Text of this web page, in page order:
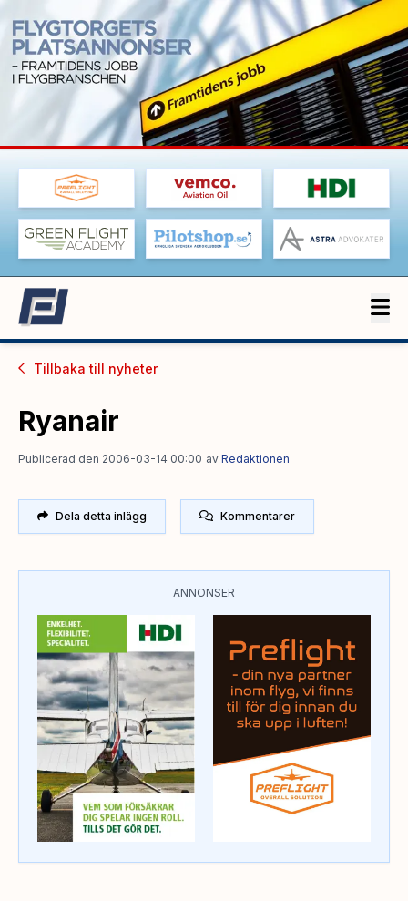
Tillbaka till nyheter
Ryanair
Publicerad den 2006-03-14 00:00 av Redaktionen
Dela detta inlägg Kommentarer
ANNONSER